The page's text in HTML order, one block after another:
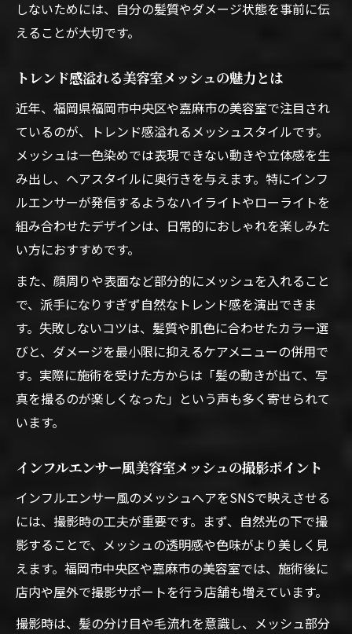
しないためには、自分の髪質やダメージ状態を事前に伝
えることが大切です。
トレンド感溢れる美容室メッシュの魅力とは
近年、福岡県福岡市中央区や嘉麻市の美容室で注目され
ているのが、トレンド感溢れるメッシュスタイルです。
メッシュは一色染めでは表現できない動きや立体感を生
み出し、ヘアスタイルに奥行きを与えます。特にインフ
ルエンサーが発信するようなハイライトやローライトを
組み合わせたデザインは、日常的におしゃれを楽しみた
い方におすすめです。
また、顔周りや表面など部分的にメッシュを入れること
で、派手になりすぎず自然なトレンド感を演出できま
す。失敗しないコツは、髪質や肌色に合わせたカラー選
びと、ダメージを最小限に抑えるケアメニューの併用で
す。実際に施術を受けた方からは「髪の動きが出て、写
真を撮るのが楽しくなった」という声も多く寄せられて
います。
インフルエンサー風美容室メッシュの撮影ポイント
インフルエンサー風のメッシュヘアをSNSで映えさせる
には、撮影時の工夫が重要です。まず、自然光の下で撮
影することで、メッシュの透明感や色味がより美しく見
えます。福岡市中央区や嘉麻市の美容室では、施術後に
店内や屋外で撮影サポートを行う店舗も増えています。
撮影時は、髪の分け目や毛流れを意識し、メッシュ部分